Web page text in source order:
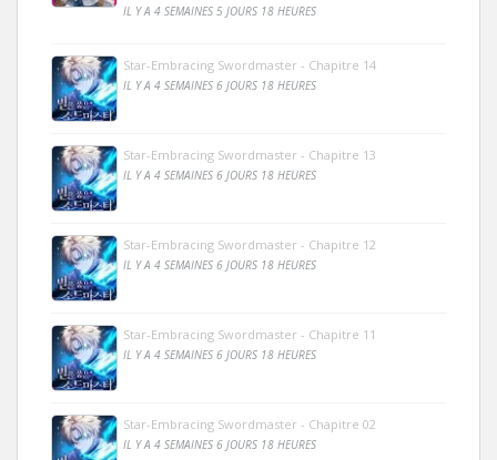
IL Y A 4 SEMAINES 5 JOURS 18 HEURES
Star-Embracing Swordmaster - Chapitre 14
IL Y A 4 SEMAINES 6 JOURS 18 HEURES
Star-Embracing Swordmaster - Chapitre 13
IL Y A 4 SEMAINES 6 JOURS 18 HEURES
Star-Embracing Swordmaster - Chapitre 12
IL Y A 4 SEMAINES 6 JOURS 18 HEURES
Star-Embracing Swordmaster - Chapitre 11
IL Y A 4 SEMAINES 6 JOURS 18 HEURES
Star-Embracing Swordmaster - Chapitre 02
IL Y A 4 SEMAINES 6 JOURS 18 HEURES